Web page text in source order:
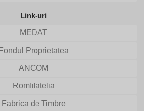
Link-uri
MEDAT
Fondul Proprietatea
ANCOM
Romfilatelia
Fabrica de Timbre